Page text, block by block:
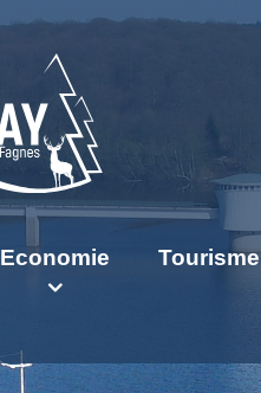
Economie Tourisme